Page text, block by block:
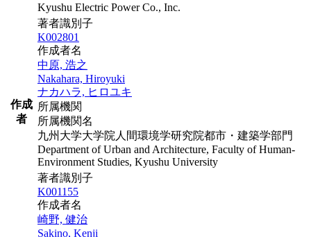
作成
者
Kyushu Electric Power Co., Inc.
著者識別子
K002801
作成者名
中原, 浩之
Nakahara, Hiroyuki
ナカハラ, ヒロユキ
所属機関
所属機関名
九州大学大学院人間環境学研究院都市・建築学部門
Department of Urban and Architecture, Faculty of Human-
Environment Studies, Kyushu University
著者識別子
K001155
作成者名
崎野, 健治
Sakino, Kenji